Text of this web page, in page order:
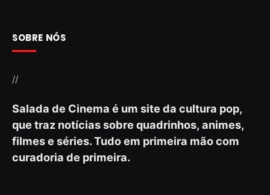
SOBRE NÓS
//
Salada de Cinema é um site da cultura pop,
que traz notícias sobre quadrinhos, animes,
filmes e séries. Tudo em primeira mão com
curadoria de primeira.